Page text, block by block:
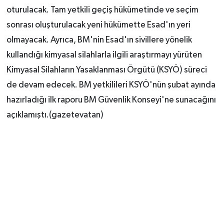
oturulacak. Tam yetkili geçiş hükümetinde ve seçim
sonrası oluşturulacak yeni hükümette Esad'ın yeri
olmayacak. Ayrıca, BM'nin Esad'ın sivillere yönelik
kullandığı kimyasal silahlarla ilgili araştırmayı yürüten
Kimyasal Silahların Yasaklanması Örgütü (KSYÖ) süreci
de devam edecek. BM yetkilileri KSYÖ'nün şubat ayında
hazırladığı ilk raporu BM Güvenlik Konseyi'ne sunacağını
açıklamıştı.(gazetevatan)